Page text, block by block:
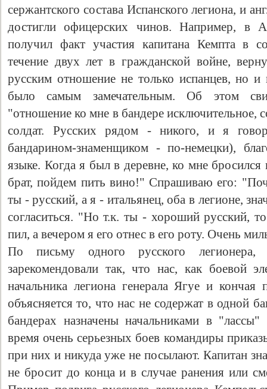
сержантского состава Испанского легиона, и
достигли офицерских чинов. Например, в
получил факт участия капитана Кемпта в
течение двух лет в гражданской войне,
русским отношение не только испанцев, но и
было самым замечательным. Об этом
"отношение ко мне в бандере исключительное,
солдат. Русских рядом - никого, и я
бандарином-знаменщиком - по-немецки),
языке. Когда я был в деревне, ко мне
брат, пойдем пить вино!" Спрашиваю его:
ты - русский, а я - итальянец, оба в легионе,
согласиться. "Но т.к. ты - хороший русский,
пил, а вечером я его отнес в его роту. Очень
По письму одного русского
зарекомендовали так, что нас, как боевой
начальника легиона генерала Ягуе и
объясняется то, что нас не содержат в одной
бандерах назначены начальниками в
время очень серьезных боев командиры
при них и никуда уже не посылают. Капитан
не бросит до конца и в случае ранения или